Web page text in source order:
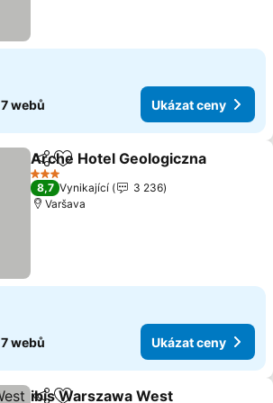
7 webů Ukázat ceny
SdíletPřidat na seznam oblíbených
Arche Hotel Geologiczna
3 Počet hvězdiček
8,7 Vynikající
3 236
Varšava
7 webů Ukázat ceny
ibis Warszawa West